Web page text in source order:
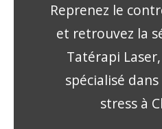
Reprenez le
et retrouvez la
Tatérapi
spécialisé
stress à